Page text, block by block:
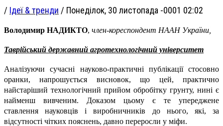
/ Ідеї & тренди / Понеділок, 30 листопада -0001 02:02
Володимир НАДИКТО, член-кореспондент НААН України,
Таврійський державний агротехнологічний університет
Аналізуючи сучасні науково-практичні публікації стосовно
оранки, напрошується висновок, що цей, практично
найстаріший технологічний прийом обробітку грунту, нині є
найменш вивченим. Доказом цьому є те упереджене
ставлення науковців і виробничників до нього, які, за
відсутності чітких пояснень, давно переросли у міфи.